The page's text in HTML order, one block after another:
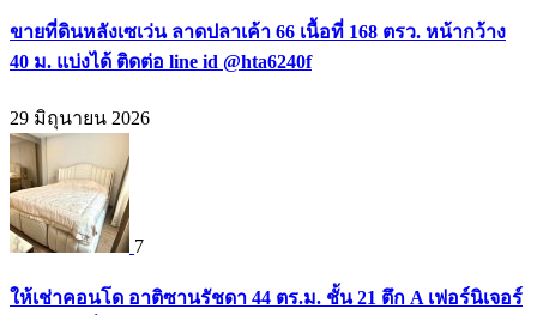
ขายที่ดินหลังเซเว่น ลาดปลาเค้า 66 เนื้อที่ 168 ตรว. หน้ากว้าง
40 ม. แบ่งได้ ติดต่อ line id @hta6240f
29 มิถุนายน 2026
7
ให้เช่าคอนโด อาติซานรัชดา 44 ตร.ม. ชั้น 21 ตึก A เฟอร์นิเจอร์